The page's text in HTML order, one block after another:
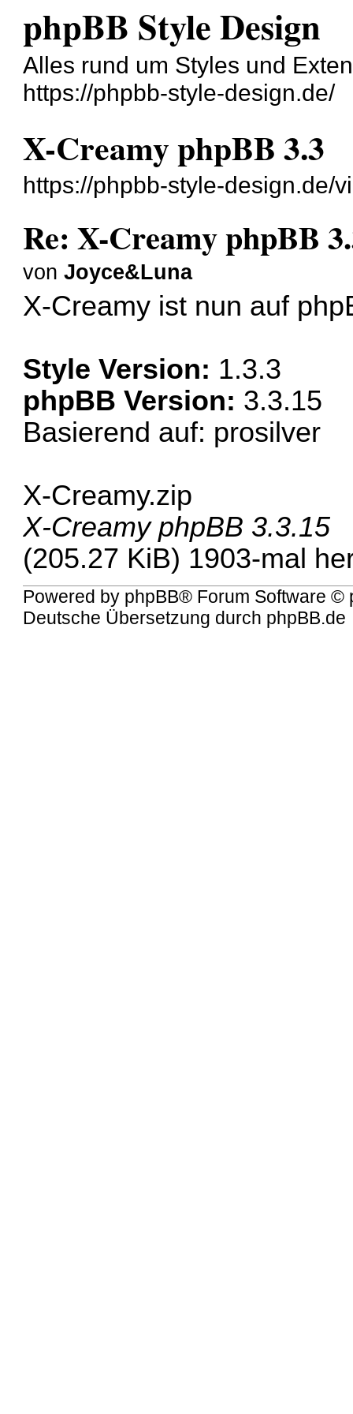
phpBB Style Design
Alles rund um Styles und
https://phpbb-style-design.de/
X-Creamy phpBB 3.3
https://phpbb-style-design.de/
Re: X-Creamy phpBB
vonJoyce&Luna
X-Creamy ist nun auf
Style Version: 1.3.3
phpBB Version: 3.3.15
Basierend auf: prosilver
X-Creamy.zip
X-Creamy phpBB 3.3.15
(205.27 KiB) 1903-mal
Powered by phpBB® Forum Software ©
Deutsche Übersetzung durch phpBB.de